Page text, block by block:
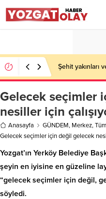
Şehit yakınları
Gelecek seçimler
nesiller için
Anasayfa GÜNDEM, Merkez,
Gelecek seçimler için değil gelecek
Yozgat’ın Yerköy Belediye
şeyin en iyisine en güzeline
“gelecek seçimler için değil,
söyledi.